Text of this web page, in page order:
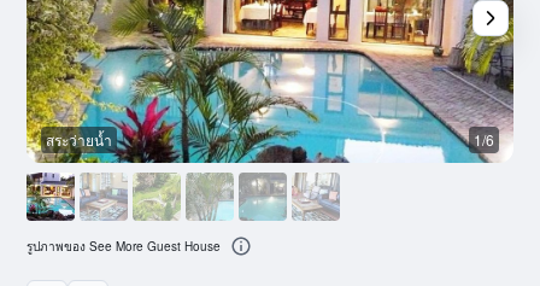
สระว่ายน้ำ 1/6
รูปภาพของ See More Guest House